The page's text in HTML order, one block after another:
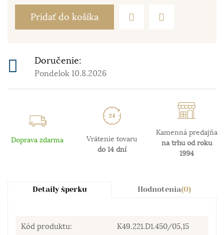
Pridať do košíka
Doručenie:
Pondelok 10.8.2026
Doprava zdarma
Vrátenie tovaru
do 14 dní
Kamenná predajňa
na trhu od roku
1994
Detaily šperku Hodnotenia(0)
Kód produktu: K49.221.D1.450/05,15